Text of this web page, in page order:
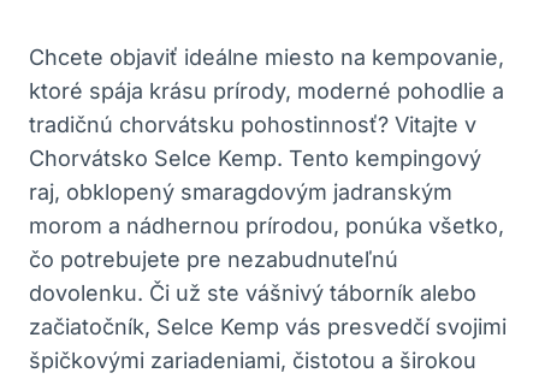
Chcete objaviť ideálne miesto na kempovanie,
ktoré spája krásu prírody, moderné pohodlie a
tradičnú chorvátsku pohostinnosť? Vitajte v
Chorvátsko Selce Kemp. Tento kempingový
raj, obklopený smaragdovým jadranským
morom a nádhernou prírodou, ponúka všetko,
čo potrebujete pre nezabudnuteľnú
dovolenku. Či už ste vášnivý táborník alebo
začiatočník, Selce Kemp vás presvedčí svojimi
špičkovými zariadeniami, čistotou a širokou